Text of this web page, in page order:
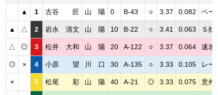
▲ 1 古谷 匠 山 陽 0 B-43 ○ 3.37 0.082 ペー
▲ △ 2 岩永 清文 山 陽 10 B-22 ○ 3.41 0.063 Ｓ残
△ ◎ 3 松井 大和 山 陽 20 A-122 ○ 3.37 0.064 速攻
◎ × 4 小原 望 川 口 30 A-135 ○ 3.33 0.105 レー
× 5 松尾 彩 山 陽 40 A-21 ◎ 3.33 0.075 意外